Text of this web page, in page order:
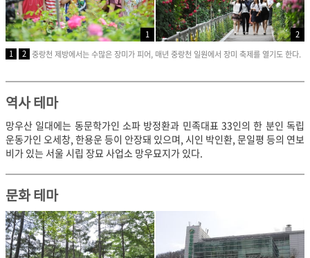
1
2
1
2 중랑천 제방에서는 수많은 장미가 피어, 매년 중랑천 일원에서 장미 축제를 열기도 한다.
역사 테마
망우산 일대에는 동문학가인 소파 방정환과 민족대표 33인의 한 분인 독립
운동가인 오세창, 한용운 등이 안장돼 있으며, 시인 박인환, 문일평 등의 연보
비가 있는 서울 시립 장묘 사업소 망우묘지가 있다.
문화 테마